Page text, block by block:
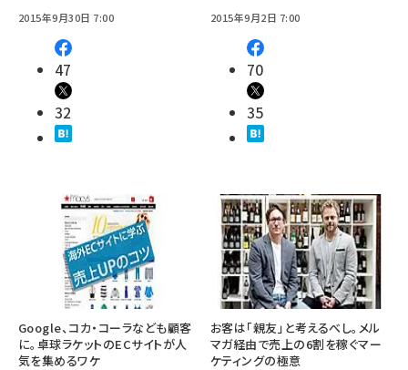
2015年9月30日 7:00
47
32
2015年9月2日 7:00
70
35
Google、コカ・コーラなども顧客
に。卓球ラケットのECサイトが人
気を集めるワケ
お客は「親友」と考えるべし。メル
マガ経由で売上の6割を稼ぐマー
ケティングの極意